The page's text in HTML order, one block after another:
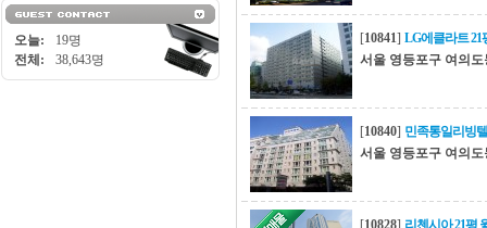
오늘:
19명
전체:
38,643명
[10841] LG에클라트 21
서울 영등포구 여의도
[10840] 민족통일리빙
서울 영등포구 여의도
[10828] 리첸시아 21평